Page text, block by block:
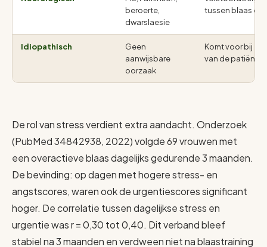
beroerte,
dwarslaesie
tussen blaas en
Idiopathisch
Geen
aanwijsbare
oorzaak
Komt voor bij
van de patiënten
De rol van stress verdient extra aandacht. Onderzoek
(PubMed 34842938, 2022) volgde 69 vrouwen met
een overactieve blaas dagelijks gedurende 3 maanden.
De bevinding: op dagen met hogere stress- en
angstscores, waren ook de urgentiescores significant
hoger. De correlatie tussen dagelijkse stress en
urgentie was r = 0,30 tot 0,40. Dit verband bleef
stabiel na 3 maanden en verdween niet na blaastraining